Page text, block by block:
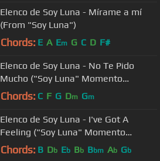
Elenco de Soy Luna - Mírame a mí
(From "Soy Luna")
Chords: E A Em G C D F#
Elenco de Soy Luna - No Te Pido
Mucho ("Soy Luna" Momento
Musical/Luna)
Chords: C F G Dm Gm
Elenco de Soy Luna - I've Got A
Feeling ("Soy Luna" Momento
Musical/Competencia)
Chords: B Db Eb Bb Bbm Ab Gb